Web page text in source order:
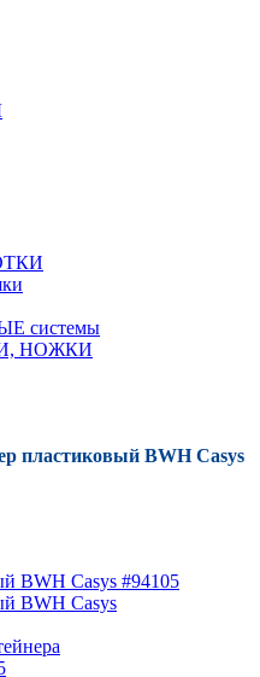
системы
НОЖКИ
пластиковый BWH Casys